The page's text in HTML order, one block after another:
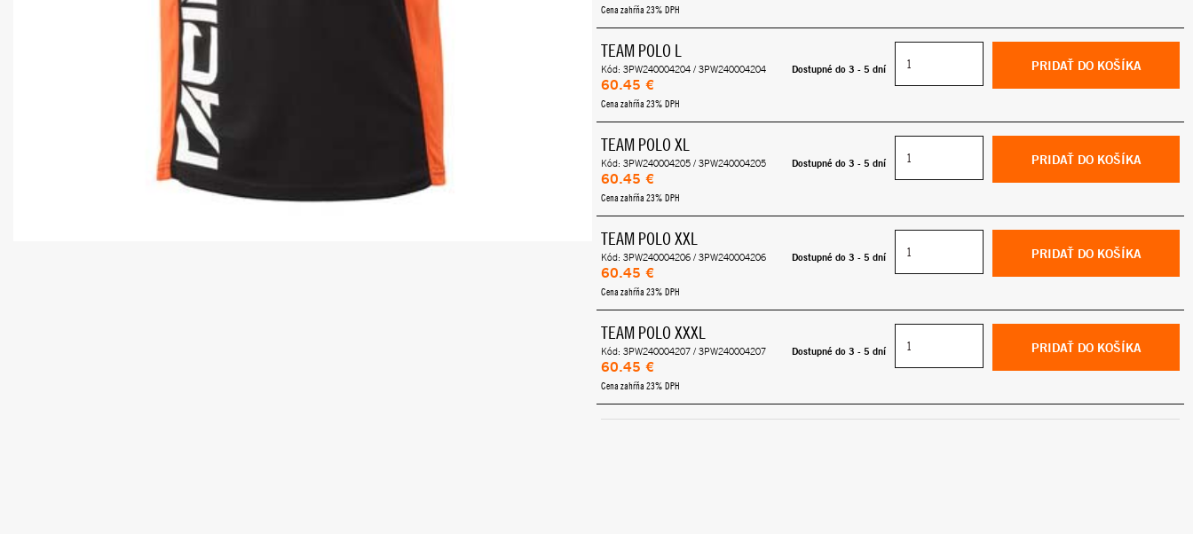
Cena zahŕňa 23% DPH
TEAM POLO L
Kód: 3PW240004204 / 3PW240004204 Dostupné do 3 - 5 dní
60.45 €
Cena zahŕňa 23% DPH
PRIDAŤ DO KOŠÍKA
TEAM POLO XL
Kód: 3PW240004205 / 3PW240004205 Dostupné do 3 - 5 dní
60.45 €
Cena zahŕňa 23% DPH
PRIDAŤ DO KOŠÍKA
TEAM POLO XXL
Kód: 3PW240004206 / 3PW240004206 Dostupné do 3 - 5 dní
60.45 €
Cena zahŕňa 23% DPH
PRIDAŤ DO KOŠÍKA
TEAM POLO XXXL
Kód: 3PW240004207 / 3PW240004207 Dostupné do 3 - 5 dní
60.45 €
Cena zahŕňa 23% DPH
PRIDAŤ DO KOŠÍKA